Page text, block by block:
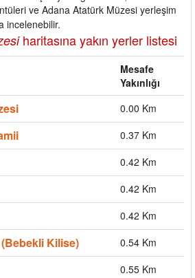
ve Adana Atatürk Müzesi yerleşim
incelenebilir.
haritasına yakın yerler listesi
Mesafe
Yakınlığı
0.00 Km
0.37 Km
0.42 Km
0.42 Km
0.42 Km
Kilise) 0.54 Km
0.55 Km